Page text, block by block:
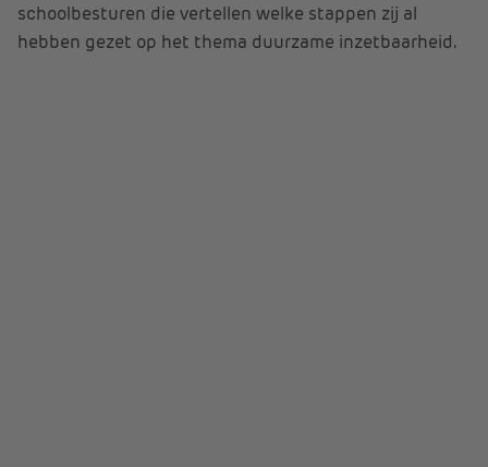
schoolbesturen die vertellen welke stappen zij al
hebben gezet op het thema duurzame inzetbaarheid.